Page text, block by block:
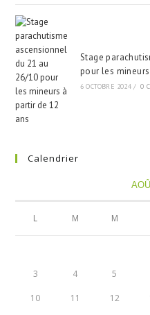
Stage
pour les
6 OCTOBRE 2024 / 0
Calendrier
L M M
3 4 5
10 11 12